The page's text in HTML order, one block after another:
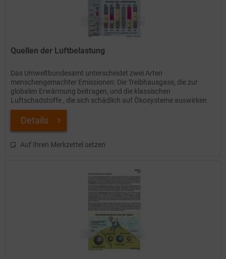
Quellen der Luftbelastung
Das Umweltbundesamt unterscheidet zwei Arten
menschengemachter Emissionen: Die Treibhausgase, die zur
globalen Erwärmung beitragen, und die klassischen
Luftschadstoffe , die sich schädlich auf Ökosysteme auswirken
und auch der...
Details
Auf Ihren Merkzettel setzen